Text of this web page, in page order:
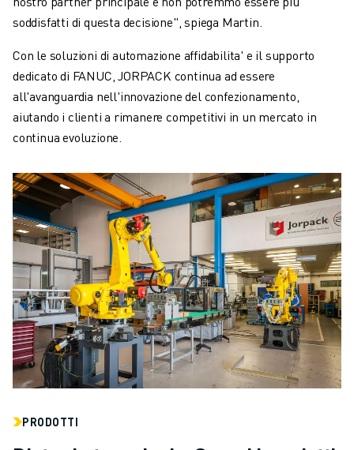
soddisfatti di questa decisione", spiega Martin.
Con le soluzioni di automazione affidabilita' e il supporto
dedicato di FANUC, JORPACK continua ad essere
all'avanguardia nell'innovazione del confezionamento,
aiutando i clienti a rimanere competitivi in un mercato in
continua evoluzione.
PRODOTTI